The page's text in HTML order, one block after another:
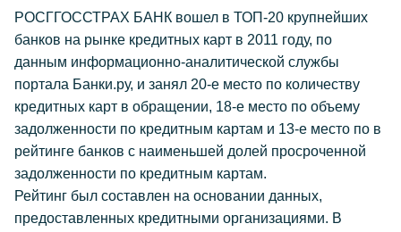
РОСГГОССТРАХ БАНК вошел в ТОП-20 крупнейших
банков на рынке кредитных карт в 2011 году, по
данным информационно-аналитической службы
портала Банки.ру, и занял 20-е место по количеству
кредитных карт в обращении, 18-е место по объему
задолженности по кредитным картам и 13-е место по в
рейтинге банков с наименьшей долей просроченной
задолженности по кредитным картам.
Рейтинг был составлен на основании данных,
предоставленных кредитными организациями. В